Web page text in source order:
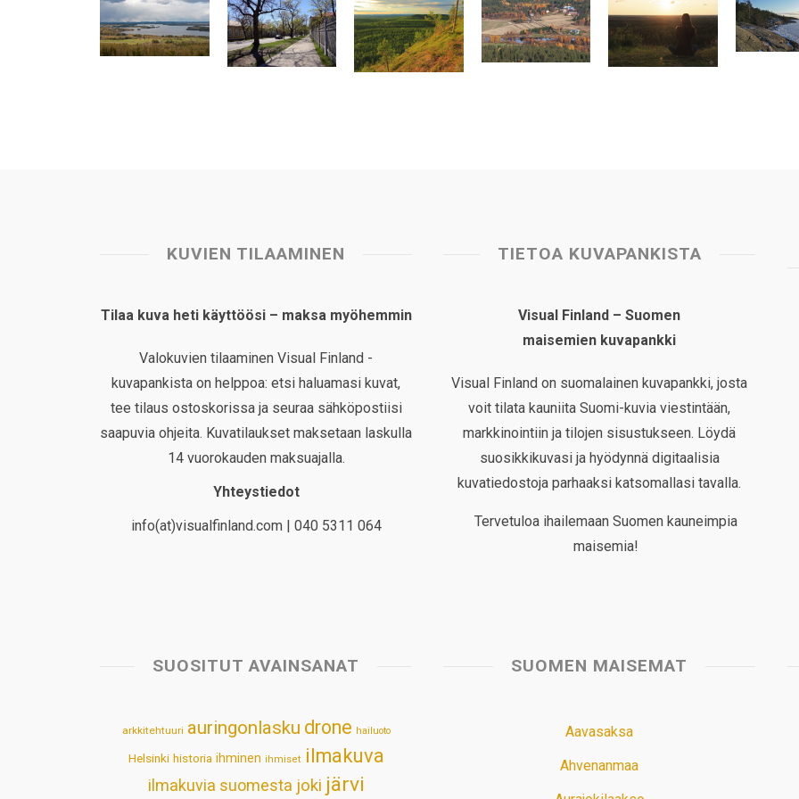
s
A
b
o
e
d
I
e
r
e
l
e
KUVIEN TILAAMINEN
Tilaa kuva heti käyttöösi – maksa myöhemmin
Valokuvien tilaaminen Visual Finland -
kuvapankista on helppoa: etsi haluamasi kuvat,
tee tilaus ostoskorissa ja seuraa sähköpostiisi
saapuvia ohjeita. Kuvatilaukset maksetaan laskulla
14 vuorokauden maksuajalla.
Yhteystiedot
info(at)visualfinland.com | 040 5311 064
TIETOA KUVAPANKISTA
Visual Finland – Suomen
maisemien kuvapankki
Visual Finland on suomalainen kuvapankki, josta
voit tilata kauniita Suomi-kuvia viestintään,
markkinointiin ja tilojen sisustukseen. Löydä
suosikkikuvasi ja hyödynnä digitaalisia
kuvatiedostoja parhaaksi katsomallasi tavalla.
Tervetuloa ihailemaan Suomen kauneimpia
maisemia!
SUOSITUT AVAINSANAT
arkkitehtuuri auringonlasku drone hailuoto
Helsinki historia ihminen ihmiset ilmakuva
ilmakuvia suomesta joki järvi
SUOMEN MAISEMAT
Aavasaksa
Ahvenanmaa